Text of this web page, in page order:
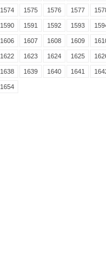
1574 1575 1576 1577
1590 1591 1592 1593
1606 1607 1608 1609
1622 1623 1624 1625
1638 1639 1640 1641
1654